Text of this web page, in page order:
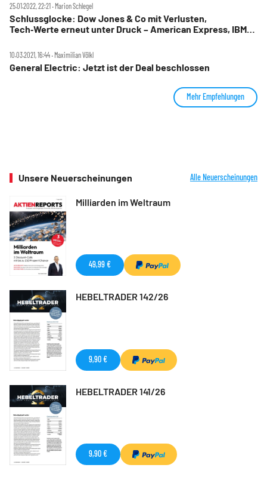
25.01.2022, 22:21 ‧ Marion Schlegel
Schlussglocke: Dow Jones & Co mit Verlusten,
Tech‑Werte erneut unter Druck – American Express, IBM
10.03.2021, 16:44 ‧ Maximilian Völkl
General Electric: Jetzt ist der Deal beschlossen
Mehr Empfehlungen
Unsere Neuerscheinungen Alle Neuerscheinungen
Milliarden im Weltraum
49,99 €
HEBELTRADER 142/26
9,90 €
HEBELTRADER 141/26
9,90 €